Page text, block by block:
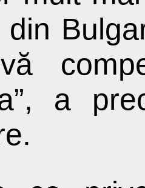
din
a